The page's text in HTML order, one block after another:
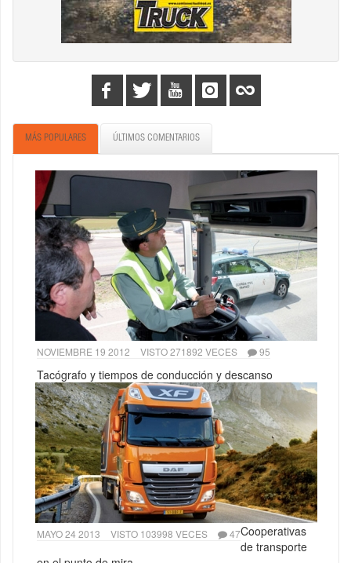
MÁS POPULARES ÚLTIMOS COMENTARIOS
NOVIEMBRE 19 2012 VISTO 271892 VECES 95
Tacógrafo y tiempos de conducción y descanso
MAYO 24 2013 VISTO 103998 VECES 47Cooperativas
de transporte